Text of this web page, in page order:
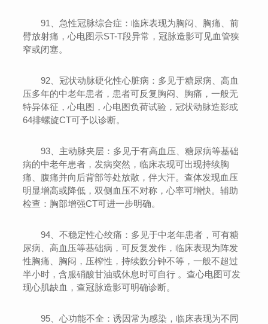
91、急性冠脉综合症：临床表现为胸闷、胸痛、前
臂放射痛，心电图示ST-T段异常，冠脉造影可见血管狭
窄或闭塞。
92、冠状动脉硬化性心脏病：多见于糖尿病、高血
压多年的中老年患者，患者可反复胸闷、胸痛，一般无
特异体征，心电图，心电图负荷试验，冠状动脉造影或
64排螺旋CT可予以诊断。
93、主动脉夹层：多见于有高血压、糖尿病等基础
病的中老年患者，发病突然，临床表现可出现持续胸
痛、腹痛并向后背部等处放散，伴大汗。查体发现血压
明显增高或降低，双侧血压不对称，心率可增快。辅助
检查：胸部增强CT可进一步明确。
94、不稳定性心绞痛：多见于中老年患者，可有糖
尿病、高血压等基础病，可反复发作，临床表现为阵发
性胸痛、胸闷，压榨性，持续数分钟不等，一般不超过
半小时，含服硝酸甘油或休息时可自行 。查心电图可发
现心肌缺血，查冠脉造影可明确诊断。
95、心功能不全：诱因常为感染，临床表现为不同